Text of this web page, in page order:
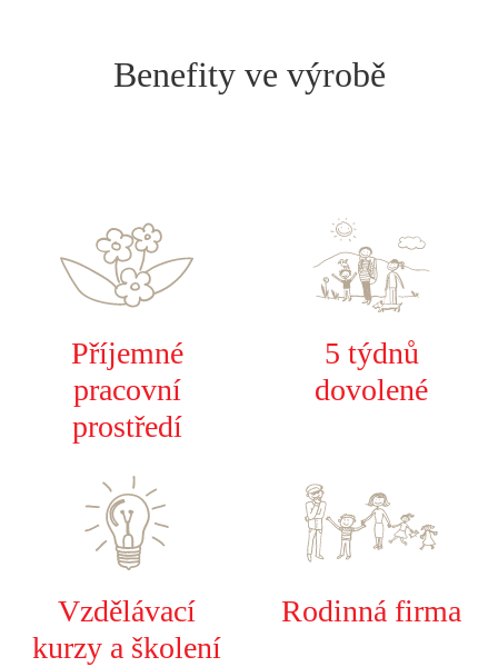
Benefity ve výrobě
Příjemné
pracovní
prostředí
5 týdnů
dovolené
Vzdělávací
kurzy a školení
Rodinná firma